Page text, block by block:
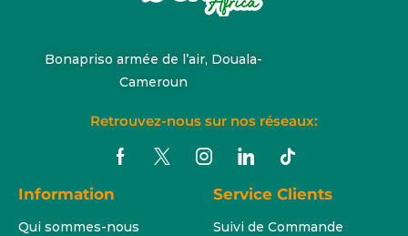
Bonapriso armée de l’air, Douala-
Cameroun
Retrouvez-nous sur nos réseaux:
Information
Qui sommes-nous
Service Clients
Suivi de Commande